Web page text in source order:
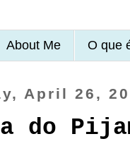
About Me O que
April 26,
do